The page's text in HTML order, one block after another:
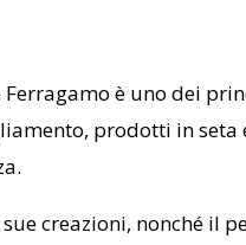
Ferragamo è uno dei
prodotti in seta
sue creazioni, nonché